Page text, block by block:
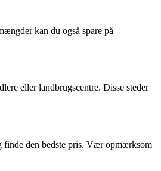
kan du også spare på
eller landbrugscentre. Disse steder
finde den bedste pris. Vær opmærksom